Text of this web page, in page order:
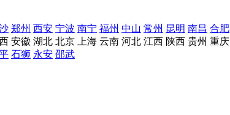
郑州 西安 宁波 南宁 福州 中山 常州 昆明 南昌 合肥
安徽 湖北 北京 上海 云南 河北 江西 陕西 贵州 重庆
石狮 永安 邵武